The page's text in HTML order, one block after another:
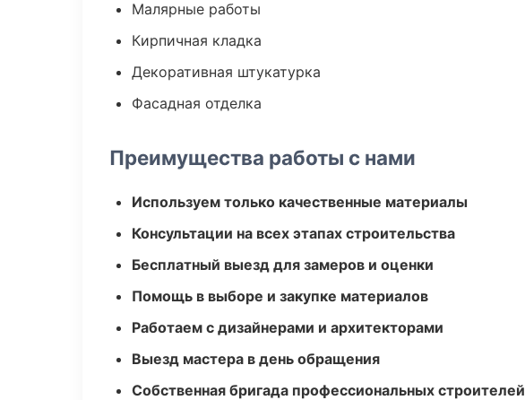
Малярные работы
Кирпичная кладка
Декоративная штукатурка
Фасадная отделка
Преимущества работы с нами
Используем только качественные материалы
Консультации на всех этапах строительства
Бесплатный выезд для замеров и оценки
Помощь в выборе и закупке материалов
Работаем с дизайнерами и архитекторами
Выезд мастера в день обращения
Собственная бригада профессиональных строителей